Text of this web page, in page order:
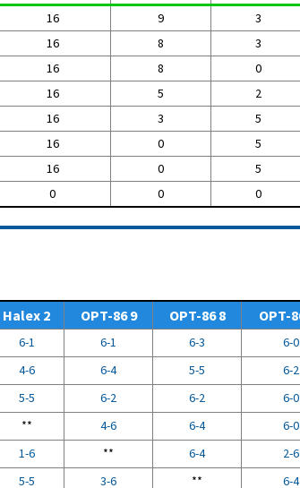
16 9 3
16 8 3
16 8 0
16 5 2
16 3 5
16 0 5
16 0 5
0 0 0
Halex 2 OPT-86 9 OPT-86 8 OPT-
6-1 6-1 6-3 6-0
4-6 6-4 5-5 6-2
5-5 6-2 6-2 6-0
** 4-6 6-4 6-0
1-6 ** 6-4 2-6
5-5 3-6 ** 6-4